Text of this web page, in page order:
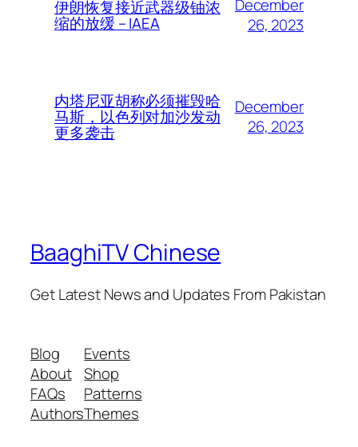
伊朗恢复接近武器级铀浓
缩的放缓 – IAEA
December
26, 2023
内塔尼亚胡称必须摧毁哈
马斯，以色列对加沙发动
更多袭击
December
26, 2023
BaaghiTV Chinese
Get Latest News and Updates From Pakistan
Blog
About
FAQs
Authors
Events
Shop
Patterns
Themes